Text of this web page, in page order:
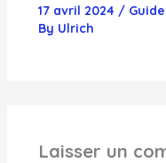
17 avril 2024 /
By Ulrich
Laisser un